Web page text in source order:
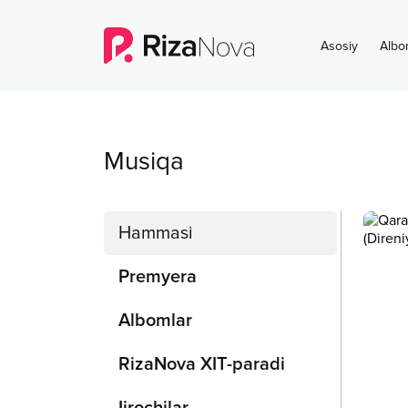
Asosiy
Musiqa
Hammasi
Premyera
Albomlar
RizaNova XIT-paradi